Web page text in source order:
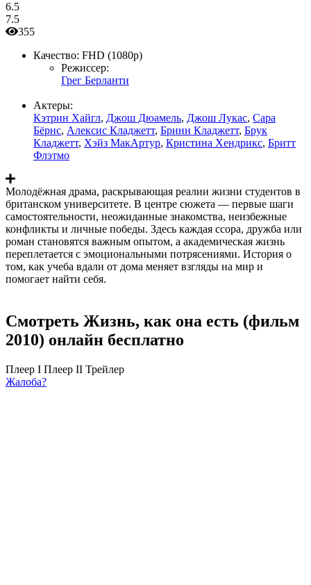
6.5
7.5
355
Качество: FHD (1080p)
Режиссер:
Грег Берланти
Актеры:
Кэтрин Хайгл, Джош Дюамель, Джош Лукас, Сара
Бёрнс, Алексис Кладжетт, Бринн Кладжетт, Брук
Кладжетт, Хэйз МакАртур, Кристина Хендрикс, Бритт
Флэтмо
Молодёжная драма, раскрывающая реалии жизни студентов в
британском университете. В центре сюжета — первые шаги
самостоятельности, неожиданные знакомства, неизбежные
конфликты и личные победы. Здесь каждая ссора, дружба или
роман становятся важным опытом, а академическая жизнь
переплетается с эмоциональными потрясениями. История о
том, как учеба вдали от дома меняет взгляды на мир и
помогает найти себя.
Смотреть Жизнь, как она есть (фильм
2010) онлайн бесплатно
Плеер I Плеер II Трейлер
Жалоба?